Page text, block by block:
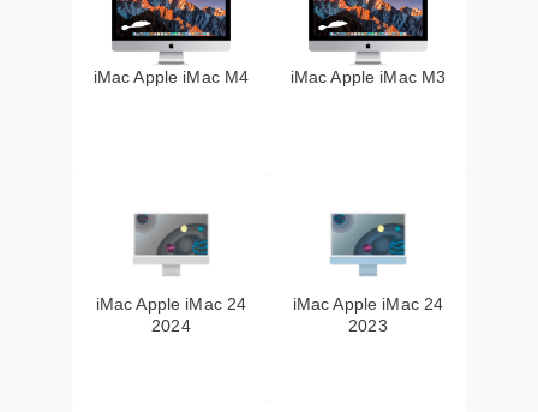
iMac Apple iMac M4 iMac Apple iMac M3
iMac Apple iMac 24
2024
iMac Apple iMac 24
2023